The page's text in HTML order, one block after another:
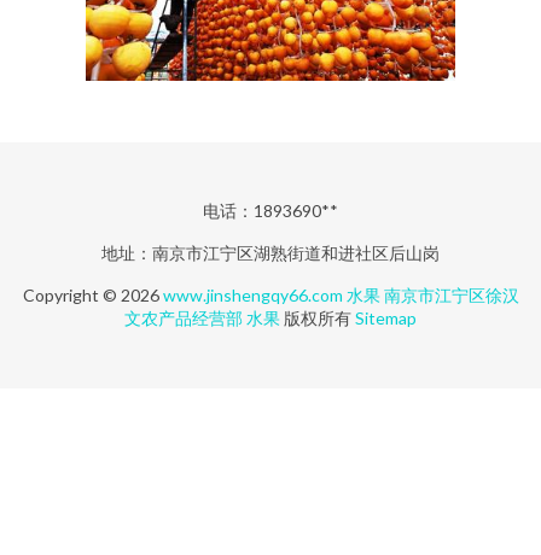
电话：1893690**
地址：南京市江宁区湖熟街道和进社区后山岗
Copyright © 2026www.jinshengqy66.com 水果 南京市江宁区徐汉
文农产品经营部水果 版权所有Sitemap